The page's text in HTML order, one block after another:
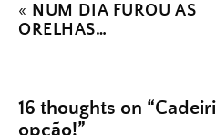
« NUM DIA FUROU AS
ORELHAS…
16 thoughts on “